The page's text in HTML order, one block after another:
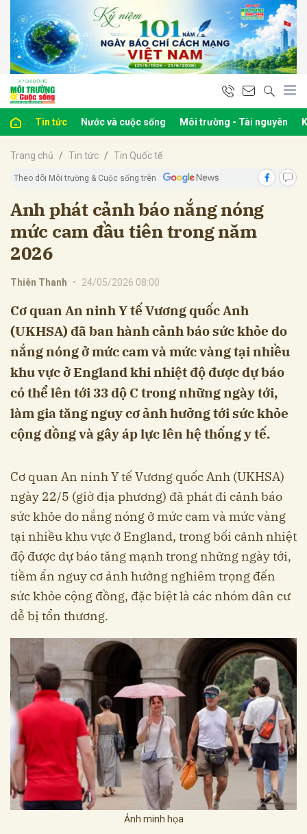
Tin tức Nước và cuộc sống Môi trường - Tài nguyên
Trang chủ Tin tức Tin Quốc tế
Theo dõi Môi trường & Cuộc sống trên
Anh phát cảnh báo nắng nóng
mức cam đầu tiên trong năm
2026
Thiên Thanh • 24/05/2026 08:00
Cơ quan An ninh Y tế Vương quốc Anh
(UKHSA) đã ban hành cảnh báo sức khỏe do
nắng nóng ở mức cam và mức vàng tại nhiều
khu vực ở England khi nhiệt độ được dự báo
có thể lên tới 33 độ C trong những ngày tới,
làm gia tăng nguy cơ ảnh hưởng tới sức khỏe
cộng đồng và gây áp lực lên hệ thống y tế.
Cơ quan An ninh Y tế Vương quốc Anh (UKHSA)
ngày 22/5 (giờ địa phương) đã phát đi cảnh báo
sức khỏe do nắng nóng ở mức cam và mức vàng
tại nhiều khu vực ở England, trong bối cảnh nhiệt
độ được dự báo tăng mạnh trong những ngày tới,
tiềm ẩn nguy cơ ảnh hưởng nghiêm trọng đến
sức khỏe cộng đồng, đặc biệt là các nhóm dân cư
dễ bị tổn thương.
Ảnh minh họa
luận
Hủy